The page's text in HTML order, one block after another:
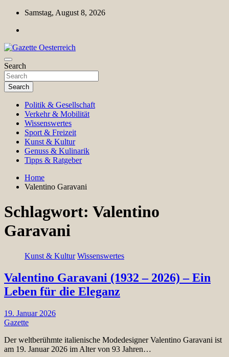
Skip
content
Samstag, August 8, 2026
Gazette Oesterreich
Magazin für Freizeit, Politik, Kultur & Wissenschaft
Search
Search
Politik & Gesellschaft
Verkehr & Mobilität
Wissenswertes
Sport & Freizeit
Kunst & Kultur
Genuss & Kulinarik
Tipps & Ratgeber
Home
Valentino Garavani
Schlagwort: Valentino
Garavani
Kunst & Kultur Wissenswertes
Valentino Garavani (1932 – 2026) – Ein
Leben für die Eleganz
19. Januar 2026
Gazette
Der weltberühmte italienische Modedesigner Valentino Garavani ist
am 19. Januar 2026 im Alter von 93 Jahren…